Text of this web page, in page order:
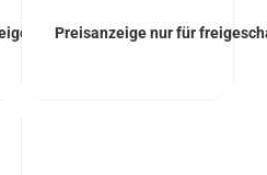
Kunden
Preisanzeige nur für